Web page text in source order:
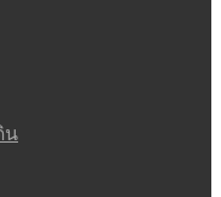
น